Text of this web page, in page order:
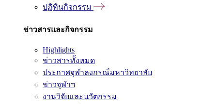
ปฏิทินกิจกรรม
ข่าวสารและกิจกรรม
Highlights
ข่าวสารทั้งหมด
ประกาศจุฬาลงกรณ์มหาวิทยาลัย
ข่าวจุฬาฯ
งานวิจัยและนวัตกรรม